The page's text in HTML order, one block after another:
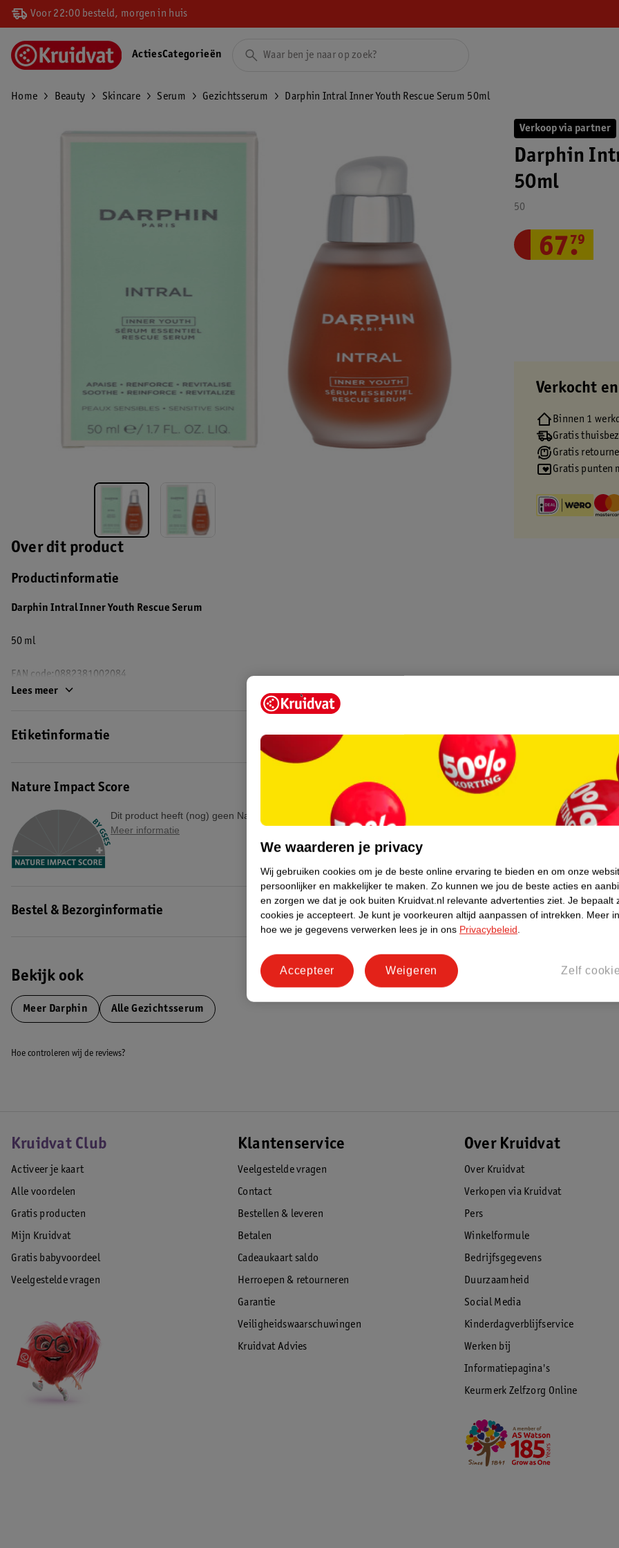
Voor 22:00 besteld, morgen in huis
ActiesCategorieën
Home Beauty Skincare Serum Gezichtsserum Darphin Intral Inner Youth Rescue Serum 50ml
Over dit product
Productinformatie
Darphin Intral Inner Youth Rescue Serum
50 ml
EAN code:0882381002084
Lees meer
Etiketinformatie
Nature Impact Score
Dit product heeft (nog) geen Nature Impact Score.
Meer informatie
Bestel & Bezorginformatie
Bekijk ook
Meer Darphin Alle Gezichtsserum
Verkoop via partner
Darphin
50ml
50
67.
79
Verkocht
Binnen 1
Gratis
Gratis
Gratis punten
Hoe controleren wij de reviews?
Kruidvat Club
Activeer je kaart
Alle voordelen
Gratis producten
Mijn Kruidvat
Gratis babyvoordeel
Veelgestelde vragen
Klantenservice
Veelgestelde vragen
Contact
Bestellen & leveren
Betalen
Cadeaukaart saldo
Herroepen & retourneren
Garantie
Veiligheidswaarschuwingen
Kruidvat Advies
Over Kruidvat
Over Kruidvat
Verkopen via Kruidvat
Pers
Winkelformule
Bedrijfsgegevens
Duurzaamheid
Social Media
Kinderdagverblijfservice
Werken bij
Informatiepagina's
Keurmerk Zelfzorg Online
We waarderen je privacy
Wij gebruiken cookies om je de beste online ervaring te bieden en om onze
persoonlijker en makkelijker te maken. Zo kunnen we jou de beste acties en
en zorgen we dat je ook buiten Kruidvat.nl relevante advertenties ziet. Je bepaalt
cookies je accepteert. Je kunt je voorkeuren altijd aanpassen of intrekken. Meer
hoe we je gegevens verwerken lees je in ons Privacybeleid.
Zelf
Weigeren
Accepteer